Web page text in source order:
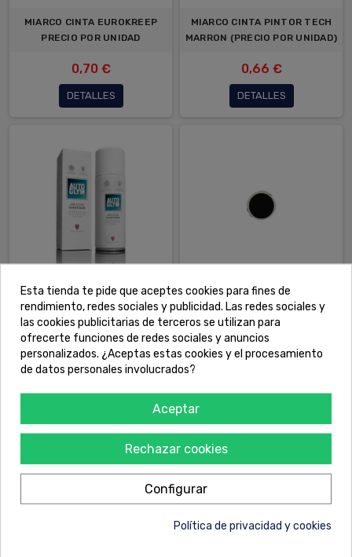
MIARCO CINTA EUROKREEP
PRECIO POR UNIDAD
0,70 €
DETALLES
MIARCO CINTA PINTOR TECH
MARRON (PRECIO POR UNIDAD)
0,66 €
DETALLES
LIMPIADOR AIRE
ACONDICIONADO Y MALOS
OLORES AUTOGLYM
17,46 €
COMPRAR
SPRINT Coatings K0801 NEGRO
INTENSO 3L
50,00 €
COMPRAR
Esta tienda te pide que aceptes cookies para fines de
rendimiento, redes sociales y publicidad. Las redes sociales y
las cookies publicitarias de terceros se utilizan para
ofrecerte funciones de redes sociales y anuncios
personalizados. ¿Aceptas estas cookies y el procesamiento
de datos personales involucrados?
Aceptar
Rechazar cookies
Configurar
Política de privacidad y cookies